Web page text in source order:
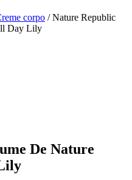
corpo / Nature Republic
Day Lily
De Nature